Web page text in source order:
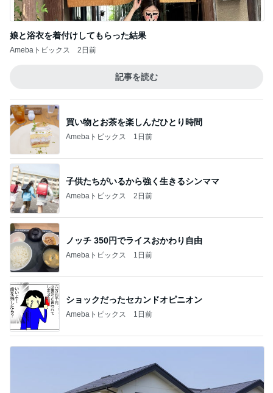
娘と浴衣を着付けしてもらった結果
Amebaトピックス 2日前
記事を読む
買い物とお茶を楽しんだひとり時間
Amebaトピックス 1日前
子供たちがいるから強く生きるシンママ
Amebaトピックス 2日前
ノッチ 350円でライスおかわり自由
Amebaトピックス 1日前
ショックだったセカンドオピニオン
Amebaトピックス 1日前